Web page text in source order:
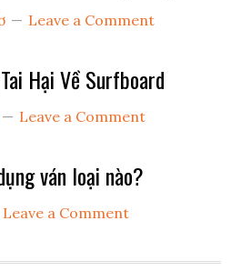
Leave a Comment
Hại Về Surfboard
Leave a Comment
ván loại nào?
Leave a Comment